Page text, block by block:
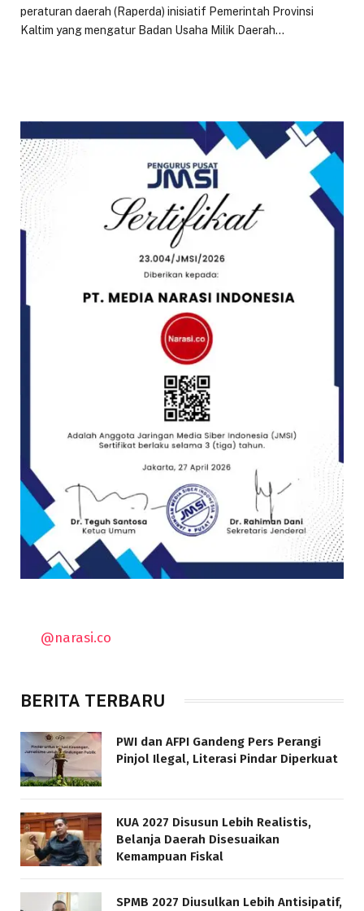
peraturan daerah (Raperda) inisiatif Pemerintah Provinsi
Kaltim yang mengatur Badan Usaha Milik Daerah…
@narasi.co
BERITA TERBARU
PWI dan AFPI Gandeng Pers Perangi
Pinjol Ilegal, Literasi Pindar Diperkuat
KUA 2027 Disusun Lebih Realistis,
Belanja Daerah Disesuaikan
Kemampuan Fiskal
SPMB 2027 Diusulkan Lebih Antisipatif,